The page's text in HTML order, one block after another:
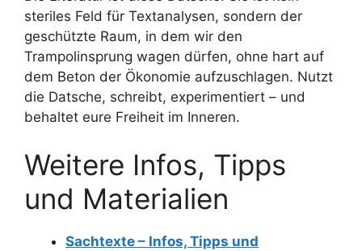
steriles Feld für Textanalysen, sondern der
geschützte Raum, in dem wir den
Trampolinsprung wagen dürfen, ohne hart auf
dem Beton der Ökonomie aufzuschlagen. Nutzt
die Datsche, schreibt, experimentiert – und
behaltet eure Freiheit im Inneren.
Weitere Infos, Tipps
und Materialien
Sachtexte – Infos, Tipps und